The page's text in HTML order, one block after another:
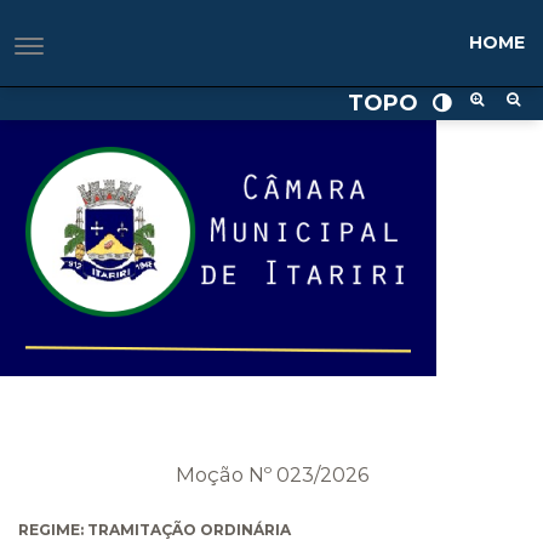
TOPO
HOME
Moção Nº 023/2026
REGIME: TRAMITAÇÃO ORDINÁRIA